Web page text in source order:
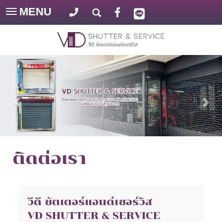
Toggle
navigation
MENU
ติดต่อเรา
วีดี ชัตเตอร์แอนด์เซอร์วิส
VD SHUTTER & SERVICE